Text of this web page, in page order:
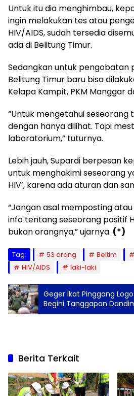
Untuk itu dia menghimbau,
ingin melakukan tes atau
HIV/AIDS, sudah tersedia
ada di Belitung Timur.
Sedangkan untuk pengobatan
Belitung Timur baru bisa
Kelapa Kampit, PKM Manggar
“Untuk mengetahui seseorang
dengan hanya dilihat. Tapi
laboratorium,” tuturnya.
Lebih jauh, Supardi berpesan
untuk menghakimi seseorang
HIV’, karena ada aturan dan
“Jangan asal memposting
info tentang seseorang positif
bukan orangnya,” ujarnya. (*)
Tag: 53 orang Beltim
HIV/AIDS
laki-laki
Geger Ikat Pinggang
Begini Tanggapan
Berita Terkait